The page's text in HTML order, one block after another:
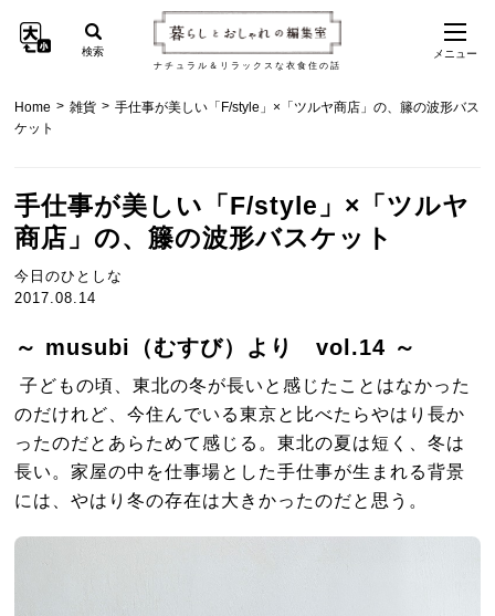
ナチュラル＆リラックスな衣食住の話
検索 メニュー
Home > 雑貨 > 手仕事が美しい「F/style」×「ツルヤ商店」の、籐の波形バス
ケット
手仕事が美しい「F/style」×「ツルヤ
商店」の、籐の波形バスケット
今日のひとしな
2017.08.14
～ musubi（むすび）より vol.14 ～
子どもの頃、東北の冬が長いと感じたことはなかった
のだけれど、今住んでいる東京と比べたらやはり長か
ったのだとあらためて感じる。東北の夏は短く、冬は
長い。家屋の中を仕事場とした手仕事が生まれる背景
には、やはり冬の存在は大きかったのだと思う。